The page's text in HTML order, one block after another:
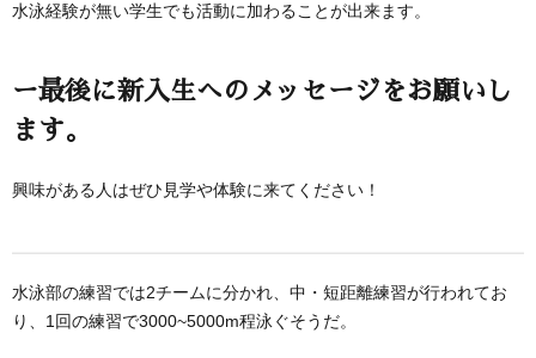
水泳経験が無い学生でも活動に加わることが出来ます。
ー最後に新入生へのメッセージをお願いし
ます。
興味がある人はぜひ見学や体験に来てください！
水泳部の練習では2チームに分かれ、中・短距離練習が行われてお
り、1回の練習で3000~5000m程泳ぐそうだ。